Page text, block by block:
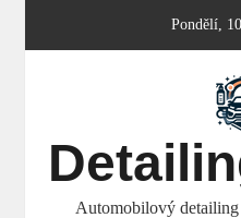
Pondělí,
Automobilový